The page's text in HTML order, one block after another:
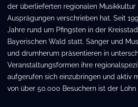
der überlieferten regionalen Musikkultur
Ausprägungen verschrieben hat. Seit
Jahre rund um Pfingsten in der
Bayerischen Wald statt. Sänger und
und drumherum präsentieren in
Veranstaltungsformen ihre
aufgerufen sich einzubringen und aktiv
von über 50.000 Besuchern ist der Lohn